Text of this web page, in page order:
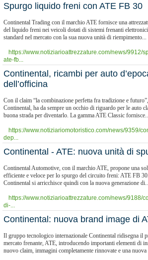
Spurgo liquido freni con ATE FB 30
Continental Trading con il marchio ATE fornisce una
del liquido freni nei veicoli dotati di sistemi frenanti
standard nel mercato con la sua nuova unità di riempimento...
https://www.notiziarioattrezzature.com/news/9912/
ate-fb...
Continental, ricambi per auto
dell’officina
Con il claim “la combinazione perfetta fra tradizione e
Continental, ha da sempre un occhio di riguardo per le auto
buona strada per diventarlo. La gamma ATE Classic
https://www.notiziariomotoristico.com/news/9359/
dep...
Continental - ATE: nuova unità di
Continental Automotive, con il marchio ATE, propone una
efficiente e veloce per lo spurgo del circuito freni: ATE FB
Continental si arricchisce quindi con la nuova generazione
https://www.notiziarioattrezzature.com/news/9188/
di-...
Continental: nuova brand image di
Il gruppo tecnologico internazionale Continental ridisegna il
mercato frenante, ATE, introducendo importanti elementi di
nuovo claim, immagini completamente rinnovate e una nuova